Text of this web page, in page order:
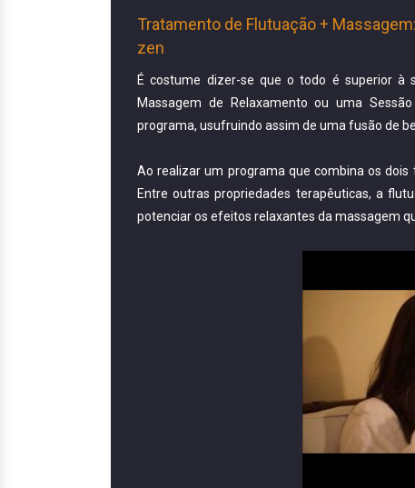
Tratamento de Flutuação +
zen
É costume dizer-se que o todo é superior à
Massagem de Relaxamento ou uma
programa, usufruindo assim de uma fusão de
Ao realizar um programa que combina os
Entre outras propriedades terapêuticas, a
potenciar os efeitos relaxantes da massagem